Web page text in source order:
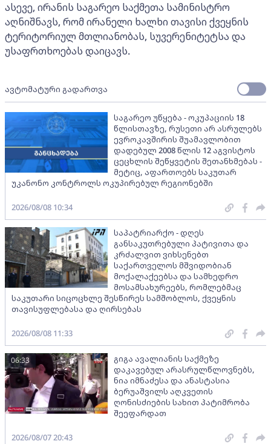
ასევე, ირანის საგარეო საქმეთა სამინისტრო
აღნიშნავს, რომ ირანელი ხალხი თავისი ქვეყნის
ტერიტორიულ მთლიანობას, სუვერენიტეტსა და
უსაფრთხოებას დაიცავს.
ავტომატური გადართვა
საგარეო უწყება - ოკუპაციის 18
წლისთავზე, რუსეთი არ ასრულებს
ევროკავშირის შუამავლობით
დადებულ 2008 წლის 12 აგვისტოს
ცეცხლის შეწყვეტის შეთანხმებას -
მეტიც, აფართოებს საკუთარ
უკანონო კონტროლს ოკუპირებულ რეგიონებში
2026/08/08 10:34
საპატრიარქო - დღეს
განსაკუთრებული პატივითა და
კრძალვით ვიხსენებთ
საქართველოს მშვიდობიან
მოქალაქეებსა და სამხედრო
მოსამსახურეებს, რომლებმაც
საკუთარი სიცოცხლე შესწირეს სამშობლოს, ქვეყნის
თავისუფლებასა და ღირსებას
2026/08/08 11:33
გიგა ავალიანის საქმეზე
დაკავებულ არასრულწლოვნებს,
ნია იმნაძესა და ანასტასია
ბერუაშვილს აღკვეთის
ღონისძიების სახით პატიმრობა
შეეფარდათ
06:33
2026/08/07 20:43